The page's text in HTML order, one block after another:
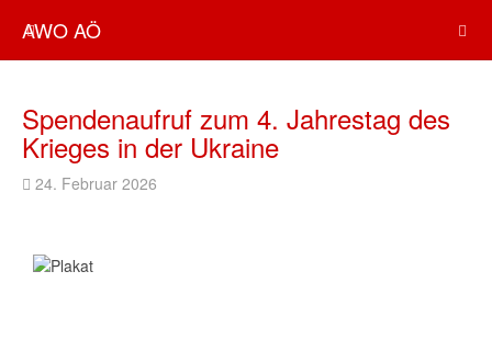
AWO AÖ
Spendenaufruf zum 4. Jahrestag des
Krieges in der Ukraine
24. Februar 2026